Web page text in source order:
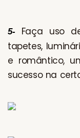
5-
Faça uso
tapetes,
e romântico,
sucesso na